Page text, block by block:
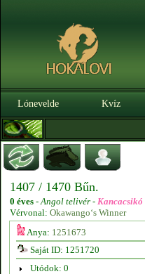
Lónevelde Kvíz
1407 / 1470 Bűn.
0 éves -Angol telivér - Kancacsikó
Vérvonal: Okawango‘s Winner
Anya: 1251673
Saját ID: 1251720
Utódok: 0